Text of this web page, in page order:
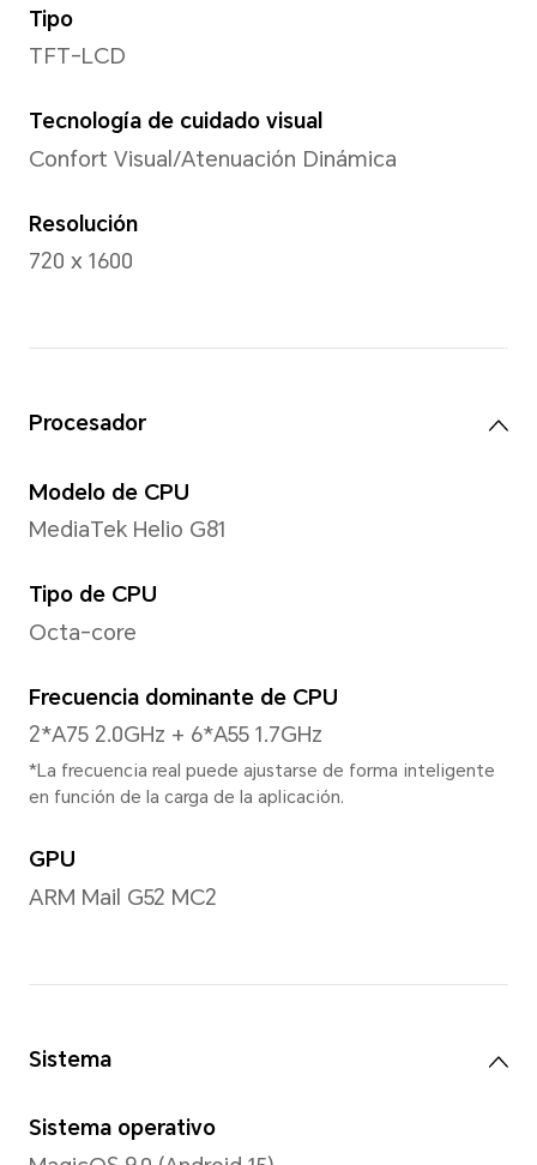
7.89mm
Peso
*El peso real puede variar
medición.
Pantalla
Tamaño
6.74 pulgadas
la longitud diagonal de la pantalla
Relación de aspecto
20:9